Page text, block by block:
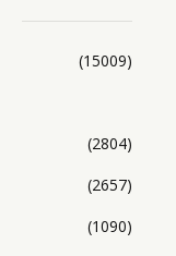
(15009)
(2804)
(2657)
(1090)